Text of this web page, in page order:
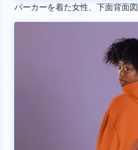
パーカーを着た女性、下面背面図